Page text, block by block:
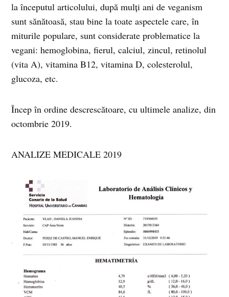
la începutul articolului, după mulți ani de veganism
sunt sănătoasă, stau bine la toate aspectele care, în
miturile populare, sunt considerate problematice la
vegani: hemoglobina, fierul, calciul, zincul, retinolul
(vita A), vitamina B12, vitamina D, colesterolul,
glucoza, etc.
Încep în ordine descrescătoare, cu ultimele analize, din
octombrie 2019.
ANALIZE MEDICALE 2019